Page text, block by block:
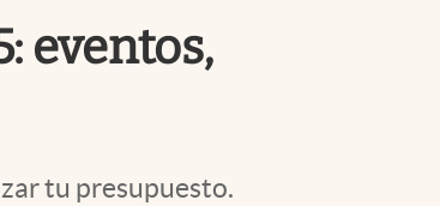
eventos,
tu presupuesto.